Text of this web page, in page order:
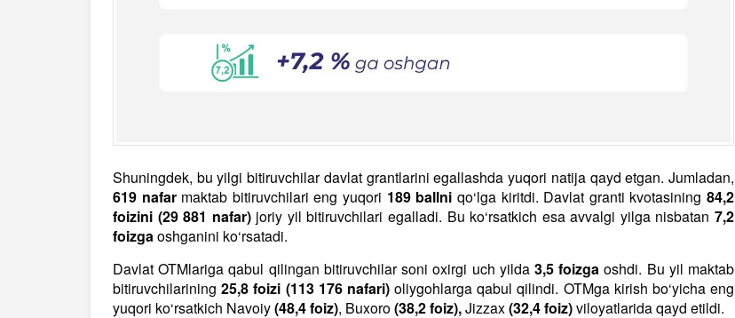
Shuningdek, bu yilgi bitiruvchilar davlat grantlarini egallashda yuqori natija qayd etgan. Jumladan,
619 nafarmaktab bitiruvchilari eng yuqori 189 ballni qo‘lga kiritdi. Davlat granti kvotasining84,2
foizini (29 881 nafar)joriy yil bitiruvchilari egalladi. Bu ko‘rsatkich esa avvalgi yilga nisbatan7,2
foizgaoshganini ko‘rsatadi.
Davlat OTMlariga qabul qilingan bitiruvchilar soni oxirgi uch yilda 3,5 foizga oshdi. Bu yil maktab
bitiruvchilarining25,8 foizi (113 176 nafari)oliygohlarga qabul qilindi. OTMga kirish bo‘yicha eng
yuqori ko‘rsatkich Navoiy(48,4 foiz), Buxoro(38,2 foiz),Jizzax(32,4 foiz)viloyatlarida qayd etildi.